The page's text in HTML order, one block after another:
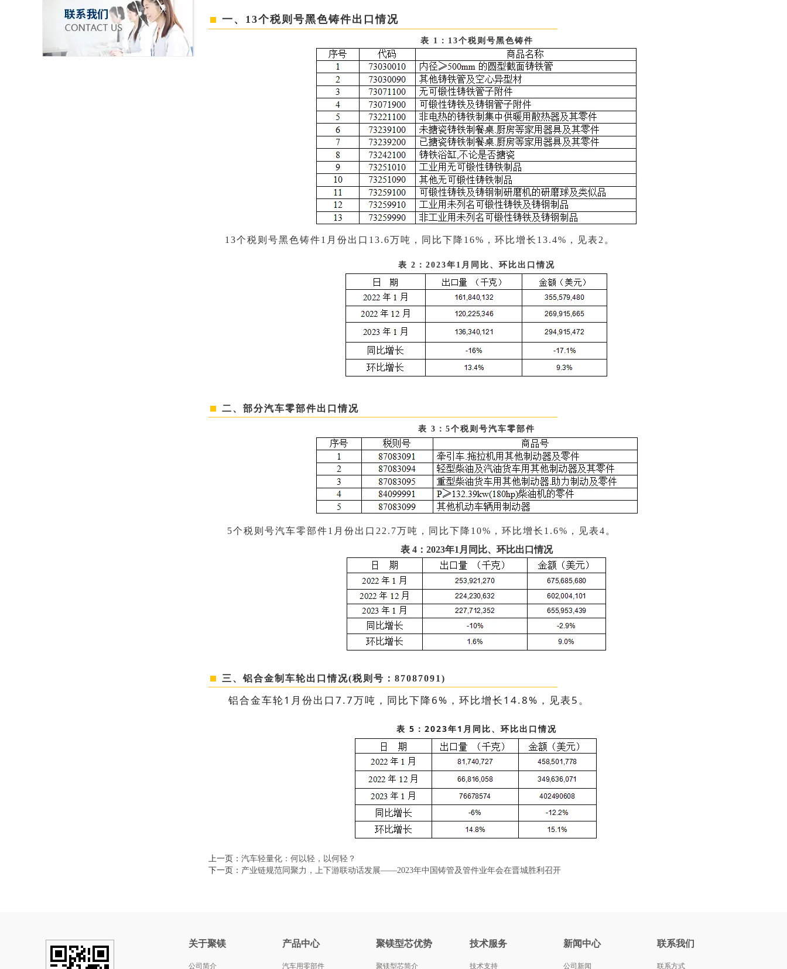
一、13个税则号黑色铸件出口情况
表 1：13个税则号黑色铸件
13个税则号黑色铸件1月份出口13.6万吨，同比下降16%，环比增长13.4%，见表2。
表 2：2023年1月同比、环比出口情况
二、部分汽车零部件出口情况
表 3：5个税则号汽车零部件
5个税则号汽车零部件1月份出口22.7万吨，同比下降10%，环比增长1.6%，见表4。
表 4：2023年1月同比、环比出口情况
三、铝合金制车轮出口情况(税则号：87087091)
铝合金车轮1月份出口7.7万吨，同比下降6%，环比增长14.8%，见表5。
表 5：2023年1月同比、环比出口情况
上一页： 汽车轻量化：何以轻，以何轻？
下一页： 产业链规范同聚力，上下游联动话发展——2023年中国铸管及管件业年会在晋城胜利召开
关于聚镁
公司简介
产品中心
汽车用零部件
聚镁型芯优势
聚镁型芯简介
技术服务
技术支持
新闻中心
公司新闻
联系我们
联系方式